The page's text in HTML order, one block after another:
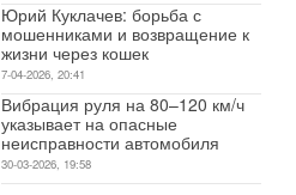
Юрий Куклачев: борьба с
мошенниками и возвращение к
жизни через кошек
7-04-2026, 20:41
Вибрация руля на 80–120 км/ч
указывает на опасные
неисправности автомобиля
30-03-2026, 19:58